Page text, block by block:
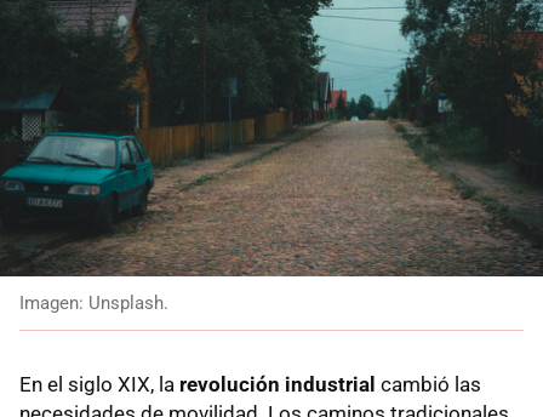
Imagen: Unsplash.
En el siglo XIX, la revolución industrial cambió las